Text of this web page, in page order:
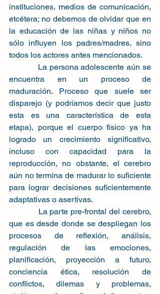
instituciones, medios de comunicación,
etcétera; no debemos de olvidar que en
la educación de las niñas y niños no
sólo influyen los padres/madres, sino
todos los actores antes mencionados.
La persona adolescente aún se
encuentra en un proceso de
maduración. Proceso que suele ser
disparejo (y podríamos decir que justo
esta es una característica de esta
etapa), porque el cuerpo físico ya ha
logrado un crecimiento significativo,
incluso con capacidad para la
reproducción, no obstante, el cerebro
aún no termina de madurar lo suficiente
para lograr decisiones suficientemente
adaptativas o asertivas.
La parte pre-frontal del cerebro,
que es desde donde se despliegan los
procesos de reflexión, análisis,
regulación de las emociones,
planificación, proyección a futuro,
conciencia ética, resolución de
conflictos, dilemas y problemas,